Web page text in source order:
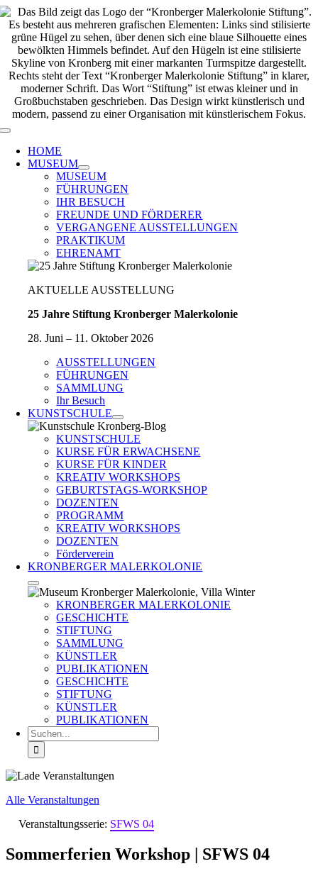
Zum
Inhalt
springen
Toggle
Navigation
HOME
MUSEUM
MUSEUM
FÜHRUNGEN
IHR BESUCH
FREUNDE UND FÖRDERER
VERGANGENE AUSSTELLUNGEN
PRAKTIKUM
EHRENAMT
AKTUELLE AUSSTELLUNG
25 Jahre Stiftung Kronberger Malerkolonie
28. Juni – 11. Oktober 2026
AUSSTELLUNGEN
FÜHRUNGEN
SAMMLUNG
Ihr Besuch
KUNSTSCHULE
KUNSTSCHULE
KURSE FÜR ERWACHSENE
KURSE FÜR KINDER
KREATIV WORKSHOPS
GEBURTSTAGS-WORKSHOP
DOZENTEN
PROGRAMM
KREATIV WORKSHOPS
DOZENTEN
Förderverein
KRONBERGER MALERKOLONIE
KRONBERGER MALERKOLONIE
GESCHICHTE
STIFTUNG
SAMMLUNG
KÜNSTLER
PUBLIKATIONEN
GESCHICHTE
STIFTUNG
KÜNSTLER
PUBLIKATIONEN
Suche
nach:
Alle Veranstaltungen
Veranstaltungsserie: SFWS 04
Sommerferien Workshop | SFWS 04